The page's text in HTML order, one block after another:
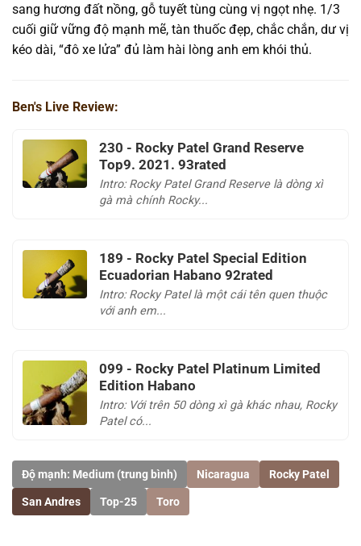
sang hương đất nồng, gỗ tuyết tùng cùng vị ngọt nhẹ. 1/3
cuối giữ vững độ mạnh mẽ, tàn thuốc đẹp, chắc chắn, dư vị
kéo dài, “đô xe lửa” đủ làm hài lòng anh em khói thủ.
Ben's Live Review:
230 - Rocky Patel Grand Reserve
Top9. 2021. 93rated
Intro: Rocky Patel Grand Reserve là dòng xì
gà mà chính Rocky...
189 - Rocky Patel Special Edition
Ecuadorian Habano 92rated
Intro: Rocky Patel là một cái tên quen thuộc
với anh em...
099 - Rocky Patel Platinum Limited
Edition Habano
Intro: Với trên 50 dòng xì gà khác nhau, Rocky
Patel có...
Độ mạnh: Medium (trung bình) Nicaragua Rocky Patel
San Andres Top-25 Toro